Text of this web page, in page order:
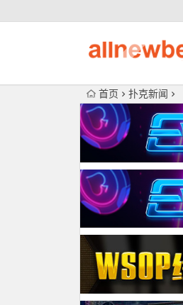
首页 扑克新闻